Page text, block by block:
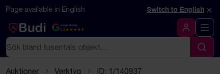
Hoppa till innehåll
Textbaserad (markdown) version av denna sida
Page available in English Switch to English ×
Google Rating
4.5
Logga in
Sök
Sök
Auktioner Verktyg ID: 1/140937